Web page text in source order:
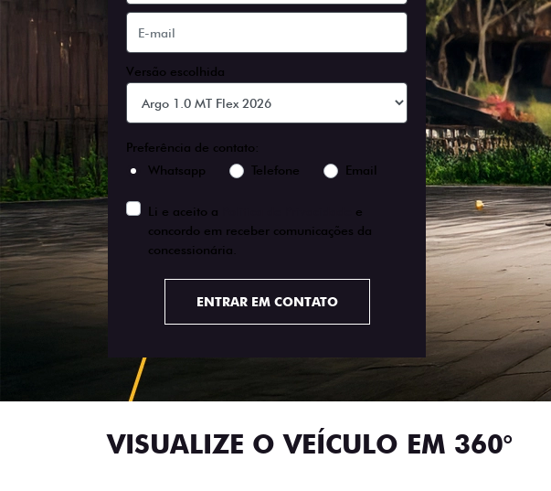
Versão escolhida
Preferência de contato:
Whatsapp
Telefone Email
Li e aceito a
e
concordo em receber comunicações da
concessionária.
ENTRAR EM CONTATO
VISUALIZE O VEÍCULO EM 360°